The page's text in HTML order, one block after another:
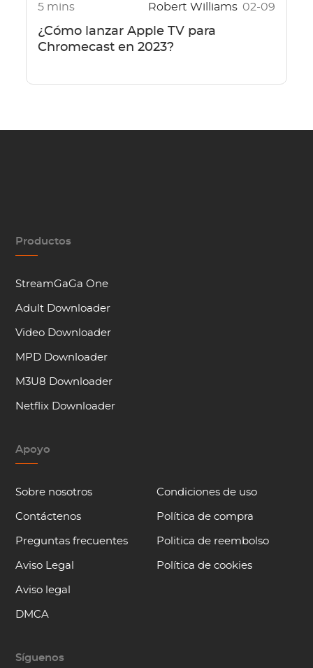
5 mins Robert Williams 02-09
¿Cómo lanzar Apple TV para
Chromecast en 2023?
Productos
StreamGaGa One
Adult Downloader
Video Downloader
MPD Downloader
M3U8 Downloader
Netflix Downloader
Apoyo
Sobre nosotros
Contáctenos
Preguntas frecuentes
Aviso Legal
Aviso legal
DMCA
Condiciones de uso
Política de compra
Politica de reembolso
Política de cookies
Síguenos